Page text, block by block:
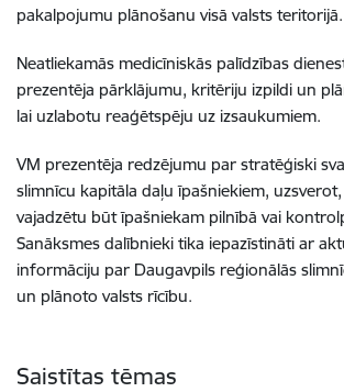
pakalpojumu plānošanu visā valsts teritorijā.
Neatliekamās medicīniskās palīdzības
prezentēja pārklājumu, kritēriju izpildi un
lai uzlabotu reaģētspēju uz izsaukumiem.
VM prezentēja redzējumu par stratēģiski
slimnīcu kapitāla daļu īpašniekiem,
vajadzētu būt īpašniekam pilnībā vai
Sanāksmes dalībnieki tika iepazīstināti ar
informāciju par Daugavpils reģionālās
un plānoto valsts rīcību.
Saistītas tēmas